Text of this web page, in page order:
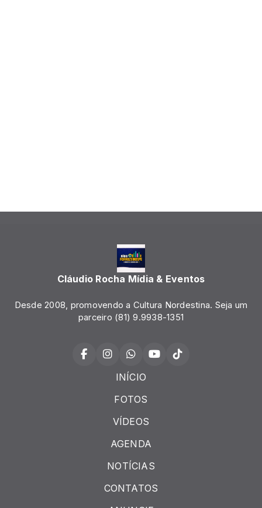
Cláudio Rocha Mídia & Eventos
Desde 2008, promovendo a Cultura Nordestina. Seja um
parceiro (81) 9.9938-1351
INÍCIO
FOTOS
VÍDEOS
AGENDA
NOTÍCIAS
CONTATOS